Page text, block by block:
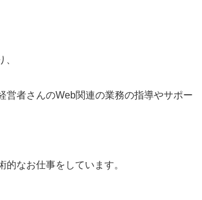
営者さんのWeb関連の業務の指導やサポー
なお仕事をしています。